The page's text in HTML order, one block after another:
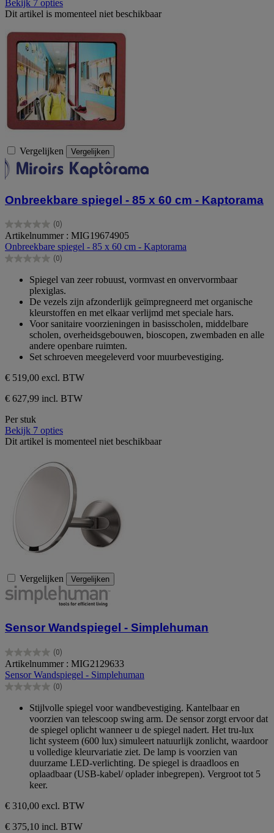
Bekijk 7 opties
Dit artikel is momenteel niet beschikbaar
Vergelijken Vergelijken
Onbreekbare spiegel - 85 x 60 cm - Kaptorama
(0)
0.0
van
de
5
Artikelnummer : MIG19674905
Onbreekbare spiegel - 85 x 60 cm - Kaptorama
(0)
0.0
sterren.
Spiegel van zeer robuust, vormvast en onvervormbaar
plexiglas.
De vezels zijn afzonderlijk geïmpregneerd met organische
kleurstoffen en met elkaar verlijmd met speciale hars.
Voor sanitaire voorzieningen in basisscholen, middelbare
scholen, overheidsgebouwen, bioscopen, zwembaden en alle
andere openbare ruimten.
Set schroeven meegeleverd voor muurbevestiging.
€ 519,00 excl. BTW
€ 627,99 incl. BTW
Per stuk
Bekijk 7 opties
Dit artikel is momenteel niet beschikbaar
Vergelijken Vergelijken
Sensor Wandspiegel - Simplehuman
(0)
0.0
van
de
5
Artikelnummer : MIG2129633
Sensor Wandspiegel - Simplehuman
(0)
0.0
sterren.
Stijlvolle spiegel voor wandbevestiging. Kantelbaar en
voorzien van telescoop swing arm. De sensor zorgt ervoor dat
de spiegel oplicht wanneer u de spiegel nadert. Het tru-lux
licht systeem (600 lux) simuleert natuurlijk zonlicht, waardoor
u volledige kleurvariatie ziet. De lamp is voorzien van
duurzame LED-verlichting. De spiegel is draadloos en
oplaadbaar (USB-kabel/ oplader inbegrepen). Vergroot tot 5
keer.
€ 310,00 excl. BTW
€ 375,10 incl. BTW